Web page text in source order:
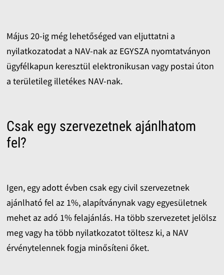
Május 20-ig még lehetőséged van eljuttatni a
nyilatkozatodat a NAV-nak az EGYSZA nyomtatványon
ügyfélkapun keresztül elektronikusan vagy postai úton
a területileg illetékes NAV-nak.
Csak egy szervezetnek ajánlhatom
fel?
Igen, egy adott évben csak egy civil szervezetnek
ajánlható fel az 1%, alapítványnak vagy egyesületnek
mehet az adó 1% felajánlás. Ha több szervezetet jelölsz
meg vagy ha több nyilatkozatot töltesz ki, a NAV
érvénytelennek fogja minősíteni őket.